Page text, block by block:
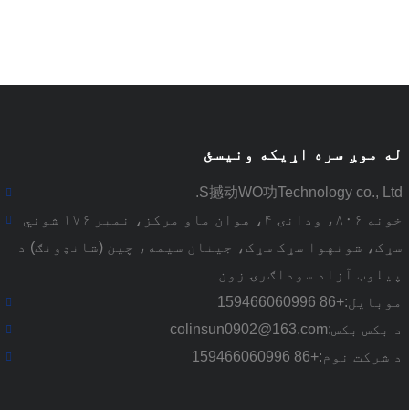
له موږ سره اړیکه ونیسئ
S撼动WO功Technology co., Ltd.
خونه ۸۰۶، ودانۍ ۴، هوان ماو مرکز، نمبر ۱۷۶ شوني
سړک، شونهوا سړک سړک، جینان سیمه، چین (شانډونګ) د
پیلوټ آزاد سوداګرۍ زون
موبایل:+86 159466060996
د بکس بکس:colinsun0902@163.com
د شرکت نوم:+86 159466060996